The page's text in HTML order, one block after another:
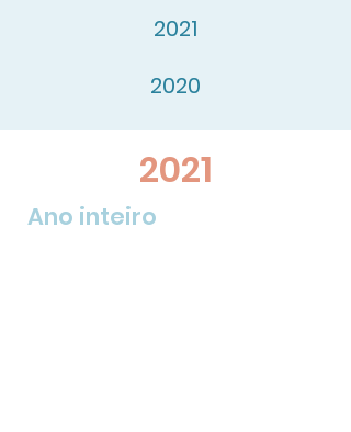
2021
2020
2021
Ano inteiro